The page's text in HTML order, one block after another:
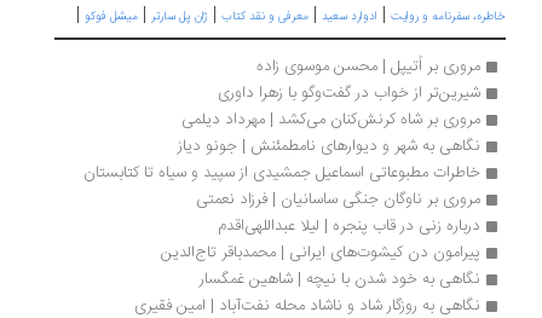
سفرنامه‌ و روایت|ادوارد سعید|معرفی و نقد کتاب|ژان پل سارتر|میشل فوکو|
مروری بر اُتیپل | محسن موسوی زاده
شیرین‌تر از خواب در گفت‌وگو با زهرا داوری
مروری بر شاه کرنش‌کنان می‌کشد | مهرداد دیلمی
نگاهی به شهر و دیوارهای نامطمئنش | جونو دیاز
خاطرات مطبوعاتی اسماعیل جمشیدی از سپید و سیاه تا کتابستان
مروری بر ناوگان جنگی ساسانیان | فرزاد نعمتی
درباره زنی در قاب پنجره | لیلا عبداللهی‌اقدم
پیرامون دن کیشوت‌های ایرانی | محمدباقر تاج‌الدین
نگاهی به خود شدن با نیچه | شاهین غمگسار
نگاهی به روزگار شاد و ناشاد محله نفت‌آباد | امین فقیری